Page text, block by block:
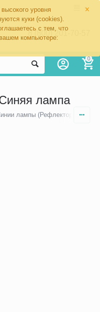
×
уровня
куки (cookies).
с тем, что
компьютере:
8 (800) 201-70-57
0
лампа
лампы (Рефлекторы